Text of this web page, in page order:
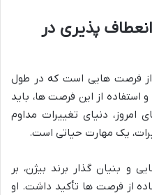
پذیری در
از فرصت هایی است که در طول
استفاده از این فرصت ها، باید
امروز، دنیای تغییرات مداوم
یک مهارت حیاتی است.
و بنیان گذار برند بیژن، بر
از فرصت ها تأکید داشت. او